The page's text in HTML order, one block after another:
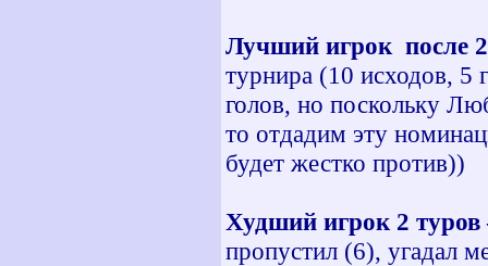
Лучший игрок после
турнира (10 исходов,
голов, но поскольку
то отдадим эту
будет жестко против))
Худший игрок 2 туров
пропустил (6), угадал